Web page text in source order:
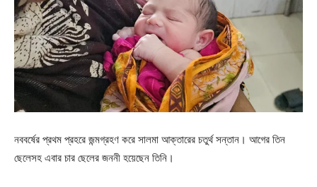
নববর্ষের প্রথম প্রহরে জন্মগ্রহণ করে সালমা আক্তারের চতুর্থ সন্তান। আগের তিন
ছেলেসহ এবার চার ছেলের জননী হয়েছেন তিনি।